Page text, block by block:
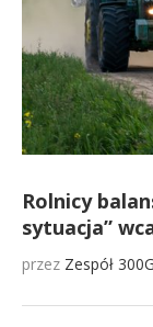
Rolnicy
sytuacja”
przez Zespół